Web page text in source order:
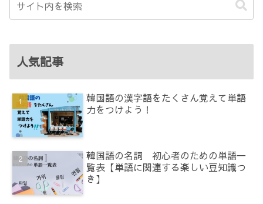
人気記事
韓国語の漢字語をたくさん覚えて単語
力をつけよう！
韓国語の名詞 初心者のための単語一
覧表【単語に関連する楽しい豆知識つ
き】